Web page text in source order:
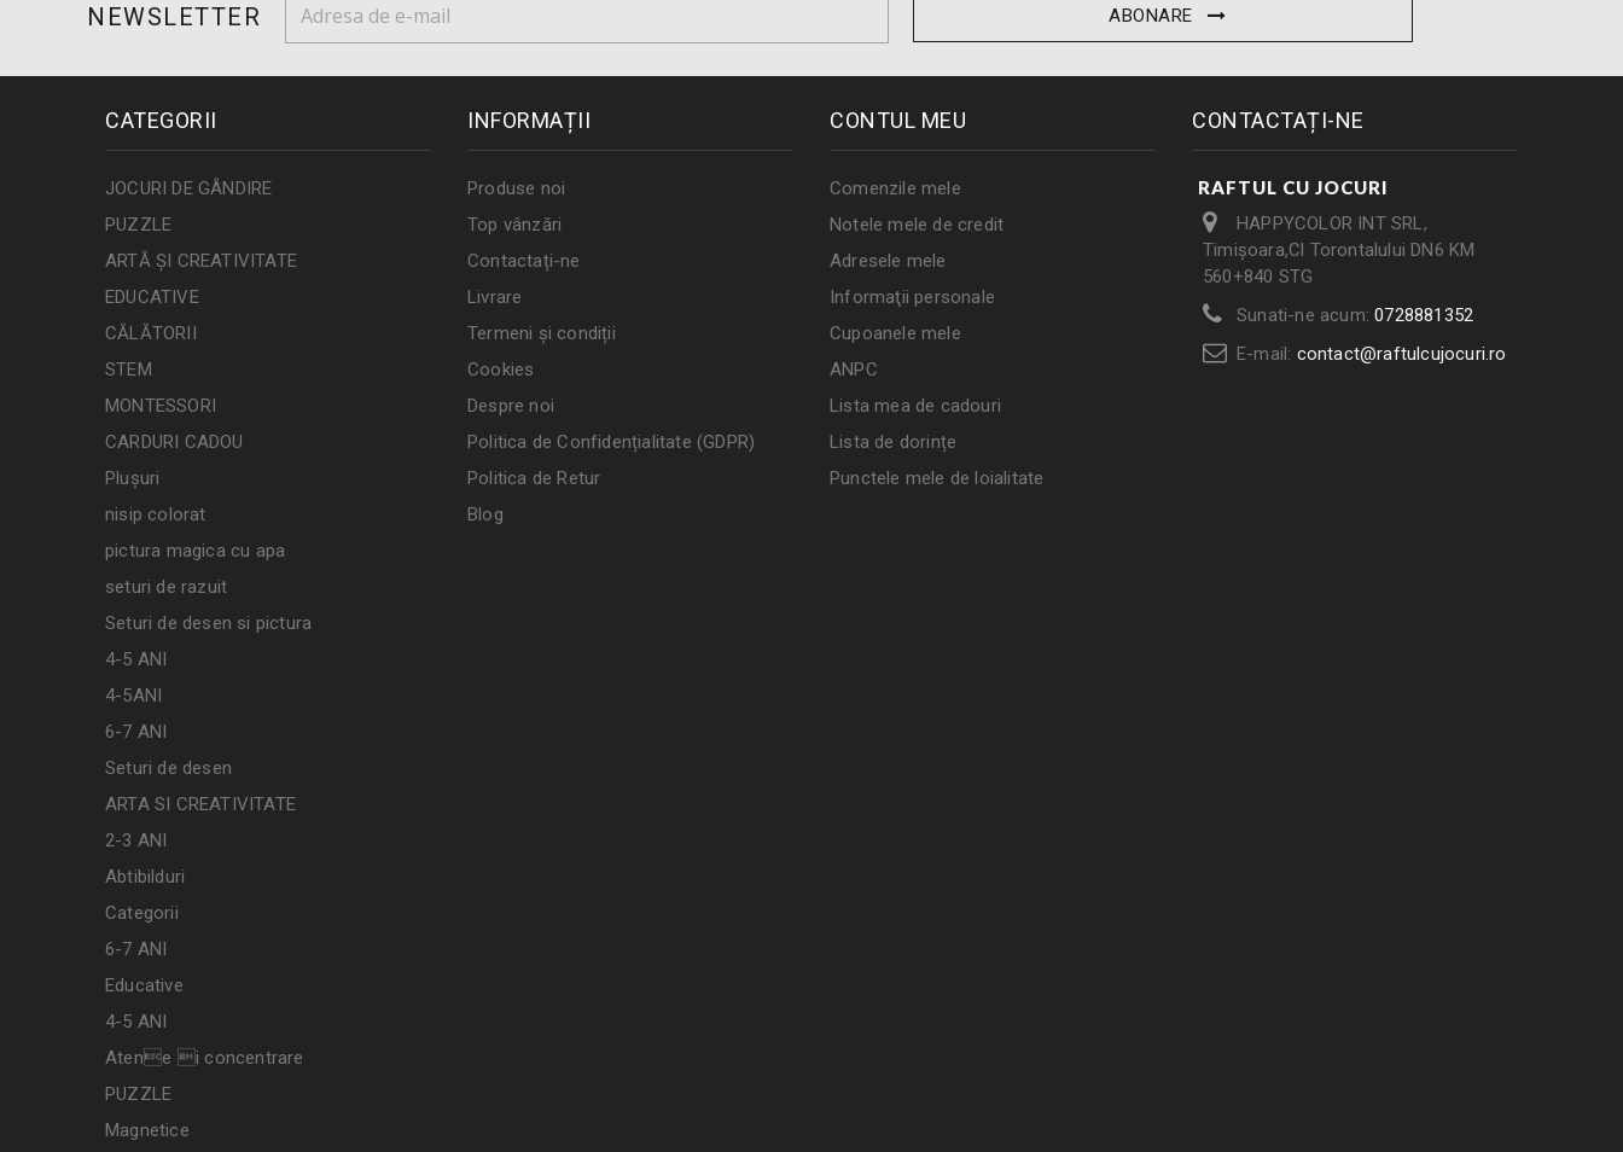
NEWSLETTER ABONARE
CATEGORII
JOCURI DE GÂNDIRE
PUZZLE
ARTĂ ȘI CREATIVITATE
EDUCATIVE
CĂLĂTORII
STEM
MONTESSORI
CARDURI CADOU
Plușuri
nisip colorat
pictura magica cu apa
seturi de razuit
Seturi de desen si pictura
4-5 ANI
4-5ANI
6-7 ANI
Seturi de desen
ARTA SI CREATIVITATE
2-3 ANI
Abtibilduri
Categorii
6-7 ANI
Educative
4-5 ANI
Atene i concentrare
PUZZLE
Magnetice
INFORMAȚII
Produse noi
Top vânzări
Contactați-ne
Livrare
Termeni și condiții
Cookies
Despre noi
Politica de Confidențialitate (GDPR)
Politica de Retur
Blog
CONTUL MEU
Comenzile mele
Notele mele de credit
Adresele mele
Informaţii personale
Cupoanele mele
ANPC
Lista mea de cadouri
Lista de dorințe
Punctele mele de loialitate
CONTACTAȚI-NE
RAFTUL CU JOCURI
HAPPYCOLOR INT SRL,
Timișoara,Cl Torontalului DN6 KM
560+840 STG
Sunati-ne acum:0728881352
E-mail: contact@raftulcujocuri.ro